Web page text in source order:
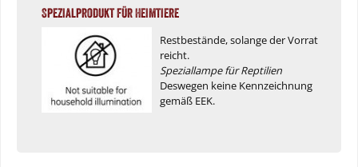
Spezialprodukt für Heimtiere
Restbestände, solange der Vorrat
reicht.
Speziallampe für Reptilien
Deswegen keine Kennzeichnung
gemäß EEK.